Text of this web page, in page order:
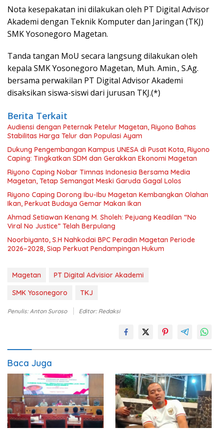
Nota kesepakatan ini dilakukan oleh PT Digital Advisor
Akademi dengan Teknik Komputer dan Jaringan (TKJ)
SMK Yosonegoro Magetan.
Tanda tangan MoU secara langsung dilakukan oleh
kepala SMK Yosonegoro Magetan, Muh. Amin., S.Ag.
bersama perwakilan PT Digital Advisor Akademi
disaksikan siswa-siswi dari jurusan TKJ.(*)
Berita Terkait
Audiensi dengan Peternak Petelur Magetan, Riyono Bahas
Stabilitas Harga Telur dan Populasi Ayam
Dukung Pengembangan Kampus UNESA di Pusat Kota, Riyono
Caping: Tingkatkan SDM dan Gerakkan Ekonomi Magetan
Riyono Caping Nobar Timnas Indonesia Bersama Media
Magetan, Tetap Semangat Meski Garuda Gagal Lolos
Riyono Caping Dorong Ibu-Ibu Magetan Kembangkan Olahan
Ikan, Perkuat Budaya Gemar Makan Ikan
Ahmad Setiawan Kenang M. Sholeh: Pejuang Keadilan “No
Viral No Justice” Telah Berpulang
Noorbiyanto, S.H Nahkodai BPC Peradin Magetan Periode
2026–2028, Siap Perkuat Pendampingan Hukum
Magetan
PT Digital Advisior Akademi
SMK Yosonegoro
TKJ
Penulis: Anton Suroso Editor: Redaksi
Baca Juga